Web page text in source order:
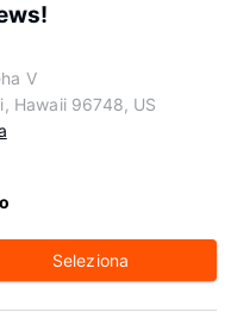
V
Hawaii 96748, US
Seleziona